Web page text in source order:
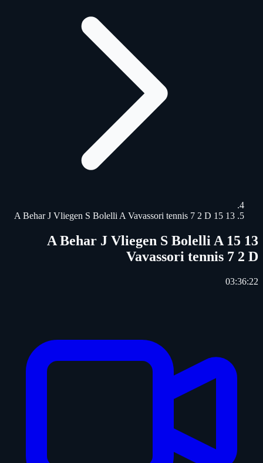
13 15 A Behar J Vliegen S Bolelli A Vavassori tennis 7 2 D
13 15 A Behar J Vliegen S Bolelli A
Vavassori tennis 7 2 D
03:36:22